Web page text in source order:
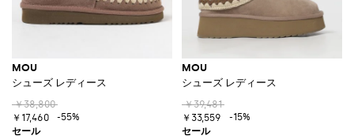
MOU
シューズ レディース
￥38,800
￥17,460
-55%
MOU
シューズ レディース
￥39,481
￥33,559
-15%